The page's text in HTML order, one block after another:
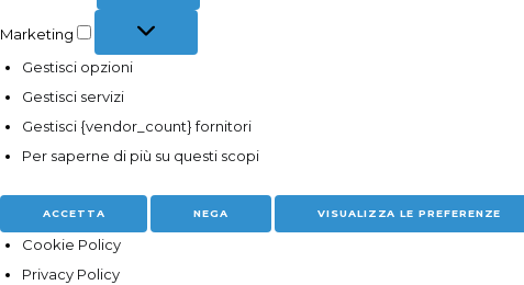
Marketing
Gestisci opzioni
Gestisci servizi
Gestisci {vendor_count} fornitori
Per saperne di più su questi scopi
ACCETTA NEGA VISUALIZZA LE PREFERENZE
Cookie Policy
Privacy Policy